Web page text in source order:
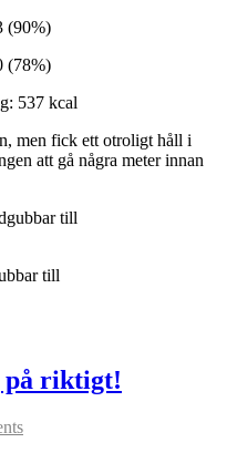
(90%)
(78%)
537 kcal
men fick ett otroligt håll i
att gå några meter innan
till
på riktigt!